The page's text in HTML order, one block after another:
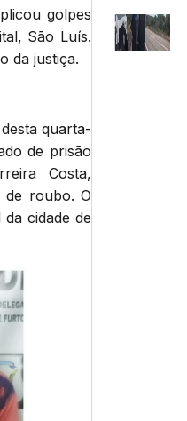
golpes
São Luís.
da justiça.
quarta-
de prisão
Costa,
de roubo. O
cidade de